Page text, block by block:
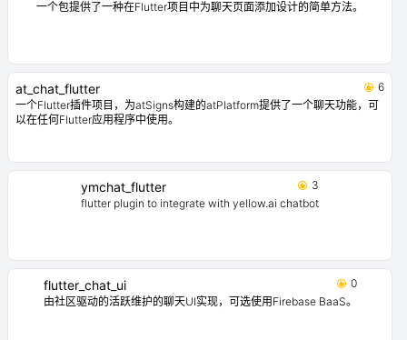
一个包提供了一种在Flutter项目中为聊天页面添加设计的简单方法。
at_chat_flutter
6
一个Flutter插件项目，为atSigns构建的atPlatform提供了一个聊天功能，可
以在任何Flutter应用程序中使用。
ymchat_flutter
3
flutter plugin to integrate with yellow.ai chatbot
flutter_chat_ui
0
由社区驱动的活跃维护的聊天UI实现，可选使用Firebase BaaS。